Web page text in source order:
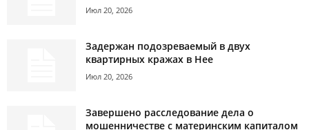
Июл 20, 2026
Задержан подозреваемый в двух
квартирных кражах в Нее
Июл 20, 2026
Завершено расследование дела о
мошенничестве с материнским капиталом